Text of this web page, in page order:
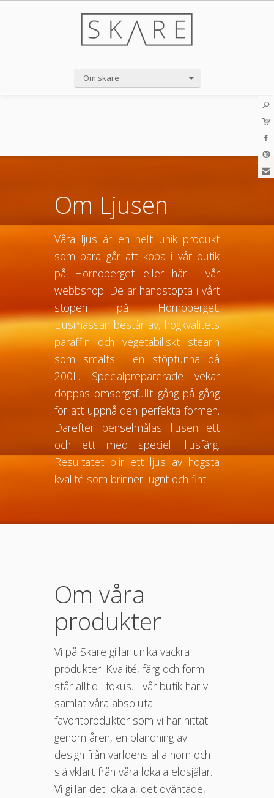
Om skare
Om Ljusen
Våra ljus är en helt unik produkt
som bara går att köpa i vår butik
på Hornöberget eller här i vår
webbshop. De är handstöpta i vårt
stöperi på Hornöberget.
Ljusmassan består av, högkvalitets
paraffin och vegetabiliskt stearin
som smälts i en stöptunna på
200L. Specialpreparerade vekar
doppas omsorgsfullt gång på gång
för att uppnå den perfekta formen.
Därefter penselmålas ljusen ett
och ett med speciell ljusfärg.
Resultatet blir ett ljus av högsta
kvalité som brinner lugnt och fint.
Om våra
produkter
Vi på Skare gillar unika vackra
produkter. Kvalité, färg och form
står alltid i fokus. I vår butik har vi
samlat våra absoluta
favoritprodukter som vi har hittat
genom åren, en blandning av
design från världens alla hörn och
självklart från våra lokala eldsjälar.
Vi gillar det lokala, det oväntade,